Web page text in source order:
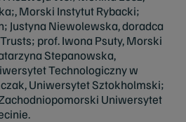
Morski Instytut Rybacki;
Justyna Niewolewska, doradca
prof. Iwona Psuty, Morski
Stepanowska,
Technologiczny w
Uniwersytet Sztokholmski;
Uniwersytet